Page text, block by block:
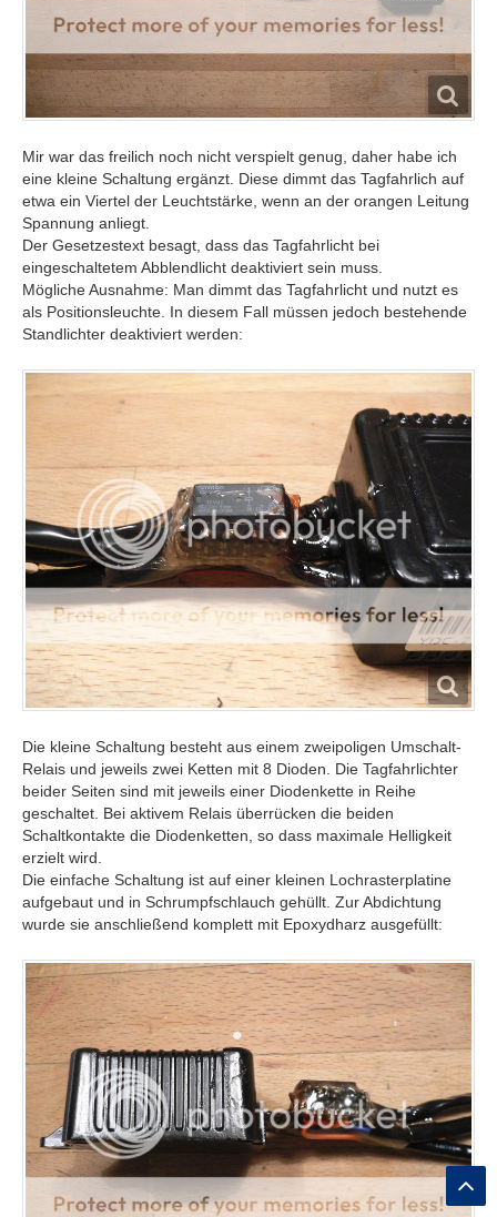
Mir war das freilich noch nicht verspielt genug, daher habe ich
eine kleine Schaltung ergänzt. Diese dimmt das Tagfahrlich auf
etwa ein Viertel der Leuchtstärke, wenn an der orangen Leitung
Spannung anliegt.
Der Gesetzestext besagt, dass das Tagfahrlicht bei
eingeschaltetem Abblendlicht deaktiviert sein muss.
Mögliche Ausnahme: Man dimmt das Tagfahrlicht und nutzt es
als Positionsleuchte. In diesem Fall müssen jedoch bestehende
Standlichter deaktiviert werden:
Die kleine Schaltung besteht aus einem zweipoligen Umschalt-
Relais und jeweils zwei Ketten mit 8 Dioden. Die Tagfahrlichter
beider Seiten sind mit jeweils einer Diodenkette in Reihe
geschaltet. Bei aktivem Relais überrücken die beiden
Schaltkontakte die Diodenketten, so dass maximale Helligkeit
erzielt wird.
Die einfache Schaltung ist auf einer kleinen Lochrasterplatine
aufgebaut und in Schrumpfschlauch gehüllt. Zur Abdichtung
wurde sie anschließend komplett mit Epoxydharz ausgefüllt: